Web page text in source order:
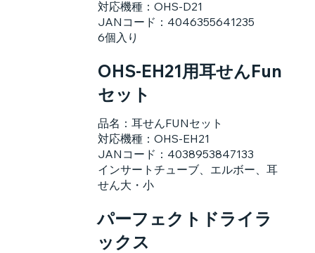
パーフェクトドライラ
ックス
対応機種：OHS-D21
JANコード：4046355641235
6個入り
品名：耳せんFUNセット
対応機種：OHS-EH21
JANコード：4038953847133
インサートチューブ、エルボー、耳
せん大・小
OHS-EH21用耳せんFun
セット